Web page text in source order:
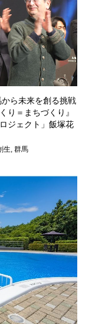
ら未来を創る挑戦
り＝まちづくり』
ジェクト」飯塚花
生, 群馬